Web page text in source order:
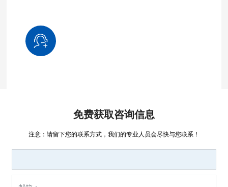
免费获取咨询信息
注意：请留下您的联系方式，我们的专业人员会尽快与您联系！